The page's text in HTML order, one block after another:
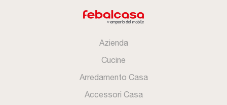
Azienda
Cucine
Arredamento Casa
Accessori Casa